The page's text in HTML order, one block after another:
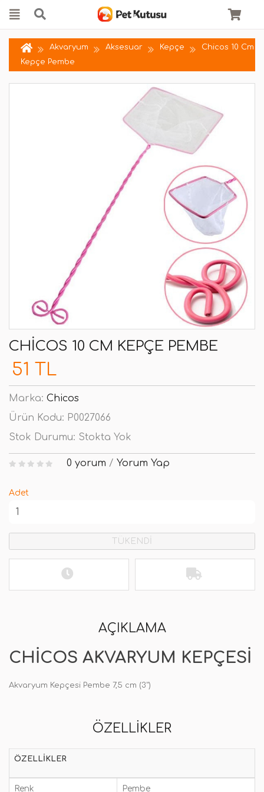
Akvaryum Aksesuar Kepçe
Chicos 10 Cm
Kepçe Pembe
CHICOS 10 CM KEPÇE PEMBE
51 TL
Marka: Chicos
Ürün Kodu: P0027066
Stok Durumu: Stokta Yok
0 yorum / Yorum Yap
Adet
TÜKENDİ
AÇIKLAMA
CHICOS AKVARYUM KEPÇESI
Akvaryum Kepçesi Pembe 7,5 cm (3")
ÖZELLIKLER
ÖZELLIKLER
Renk Pembe